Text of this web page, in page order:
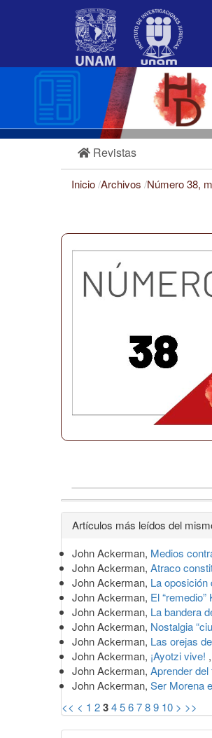
Barra
Revistas
Inicio/Archivos /Número 38,
Detalles
del
artículo
Artículos más leídos del
John Ackerman, Medios
John Ackerman, Atraco
John Ackerman, La
John Ackerman, El
John Ackerman, La bandera
John Ackerman, Nostalgia
John Ackerman, Las orejas
John Ackerman, ¡Ayotzi vive! ,
John Ackerman, Aprender del
John Ackerman, Ser Morena
<< < 1 23456789 10 > >>